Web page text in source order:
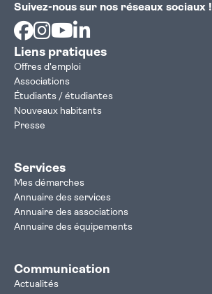
Suivez-nous sur nos réseaux sociaux !
Facebook
Instagram
Youtube
Liens pratiques
Offres d'emploi
Associations
Étudiants / étudiantes
Nouveaux habitants
Presse
Services
Mes démarches
Annuaire des services
Annuaire des associations
Annuaire des équipements
Communication
Actualités